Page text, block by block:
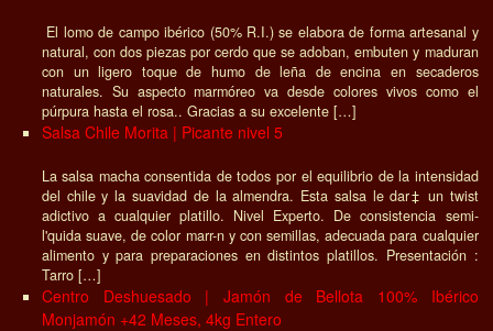
El lomo de campo ibérico (50% R.I.) se elabora de forma artesanal y
natural, con dos piezas por cerdo que se adoban, embuten y maduran
con un ligero toque de humo de leña de encina en secaderos
naturales. Su aspecto marmóreo va desde colores vivos como el
púrpura hasta el rosa.. Gracias a su excelente […]
Salsa Chile Morita | Picante nivel 5
La salsa macha consentida de todos por el equilibrio de la intensidad
del chile y la suavidad de la almendra. Esta salsa le dar‡ un twist
adictivo a cualquier platillo. Nivel Experto. De consistencia semi-
l'quida suave, de color marr-n y con semillas, adecuada para cualquier
alimento y para preparaciones en distintos platillos. Presentación :
Tarro […]
Centro Deshuesado | Jamón de Bellota 100% Ibérico
Monjamón +42 Meses, 4kg Entero